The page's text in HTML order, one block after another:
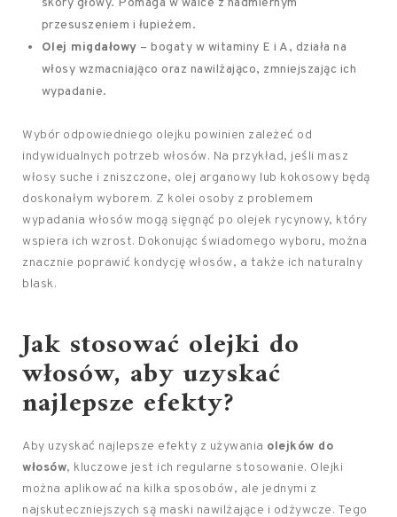
skóry głowy. Pomaga w walce z nadmiernym
przesuszeniem i łupieżem.
Olej migdałowy – bogaty w witaminy E i A, działa na
włosy wzmacniająco oraz nawilżająco, zmniejszając ich
wypadanie.
Wybór odpowiedniego olejku powinien zależeć od
indywidualnych potrzeb włosów. Na przykład, jeśli masz
włosy suche i zniszczone, olej arganowy lub kokosowy będą
doskonałym wyborem. Z kolei osoby z problemem
wypadania włosów mogą sięgnąć po olejek rycynowy, który
wspiera ich wzrost. Dokonując świadomego wyboru, można
znacznie poprawić kondycję włosów, a także ich naturalny
blask.
Jak stosować olejki do
włosów, aby uzyskać
najlepsze efekty?
Aby uzyskać najlepsze efekty z używania olejków do
włosów, kluczowe jest ich regularne stosowanie. Olejki
można aplikować na kilka sposobów, ale jednymi z
najskuteczniejszych są maski nawilżające i odżywcze. Tego